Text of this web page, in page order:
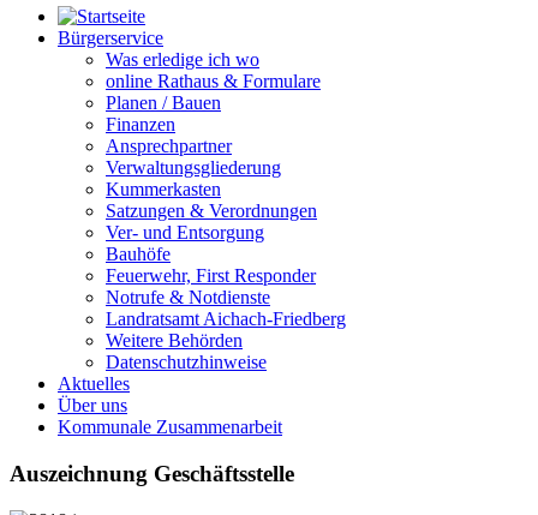
Bürgerservice
Was erledige ich wo
online Rathaus & Formulare
Planen / Bauen
Finanzen
Ansprechpartner
Verwaltungsgliederung
Kummerkasten
Satzungen & Verordnungen
Ver- und Entsorgung
Bauhöfe
Feuerwehr, First Responder
Notrufe & Notdienste
Landratsamt Aichach-Friedberg
Weitere Behörden
Datenschutzhinweise
Aktuelles
Über uns
Kommunale Zusammenarbeit
Auszeichnung Geschäftsstelle